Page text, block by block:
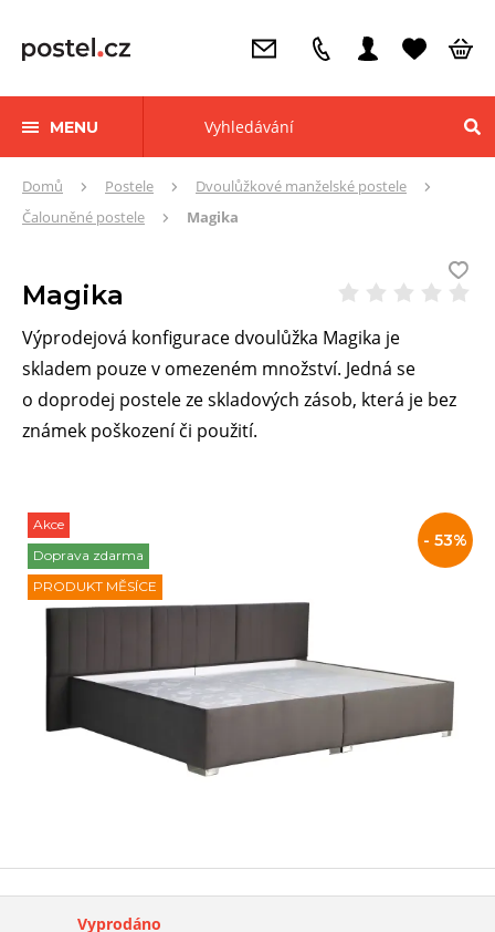
MENU
ZdeDomů Postele
Dvoulůžkové manželské postele
Čalouněné postele
Magika
Magika
Výprodejová konfigurace dvoulůžka Magika je
skladem pouze v omezeném množství. Jedná se
o doprodej postele ze skladových zásob, která je bez
známek poškození či použití.
Akce
Doprava zdarma
PRODUKT MĚSÍCE
Slevy
- 53%
Vyprodáno